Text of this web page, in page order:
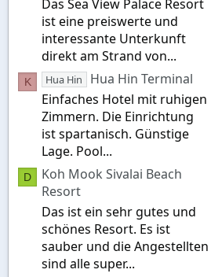
Das Sea View Palace Resort
ist eine preiswerte und
interessante Unterkunft
direkt am Strand von...
K Hua Hin
Hua Hin Terminal
Einfaches Hotel mit ruhigen
Zimmern. Die Einrichtung
ist spartanisch. Günstige
Lage. Pool...
D
Koh Mook Sivalai Beach
Resort
Das ist ein sehr gutes und
schönes Resort. Es ist
sauber und die Angestellten
sind alle super...